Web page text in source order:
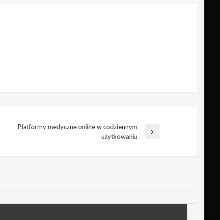
Platformy medyczne online w codziennym
użytkowaniu